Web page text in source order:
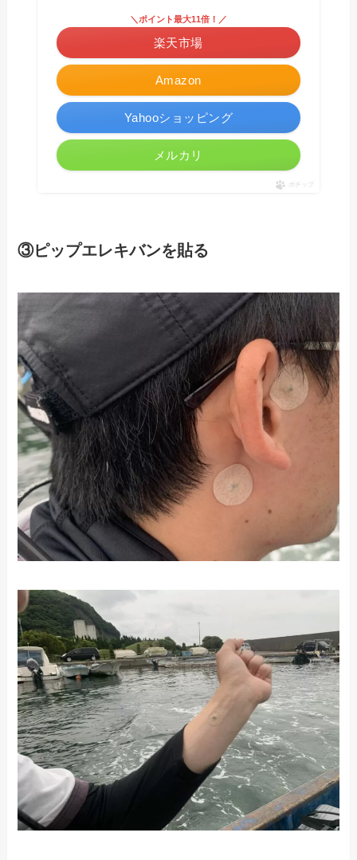
Amazon
＼ポイント最大11倍！／
楽天市場
Yahooショッピング
メルカリ
ポチップ
③ピップエレキバンを貼る